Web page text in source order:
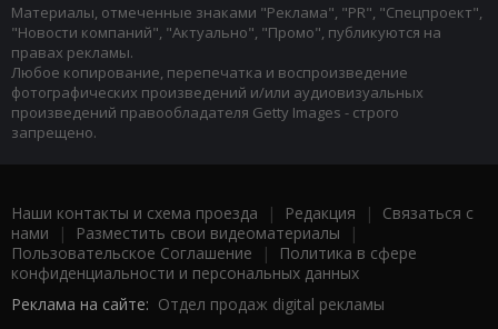
Материалы, отмеченные знаками "Реклама", "PR", "Спецпроект",
"Новости компаний", "Актуально", "Промо", публикуются на
правах рекламы.
Любое копирование, перепечатка и воспроизведение
фотографических произведений и/или аудиовизуальных
произведений правообладателя Getty Images - строго
запрещено.
Наши контакты и схема проезда | Редакция | Связаться с
нами | Разместить свои видеоматериалы |
Пользовательское Соглашение |
Политика в сфере
конфиденциальности и персональных данных
Реклама на сайте: Отдел продаж digital рекламы